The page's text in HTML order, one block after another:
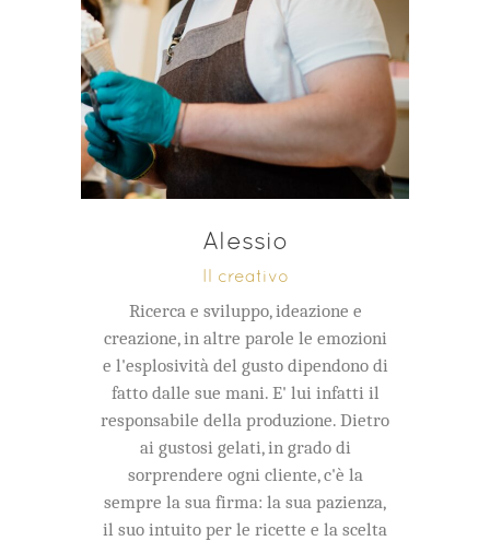
Alessio
Il creativo
Ricerca e sviluppo, ideazione e
creazione, in altre parole le emozioni
e l'esplosività del gusto dipendono di
fatto dalle sue mani. E' lui infatti il
responsabile della produzione. Dietro
ai gustosi gelati, in grado di
sorprendere ogni cliente, c'è la
sempre la sua firma: la sua pazienza,
il suo intuito per le ricette e la scelta